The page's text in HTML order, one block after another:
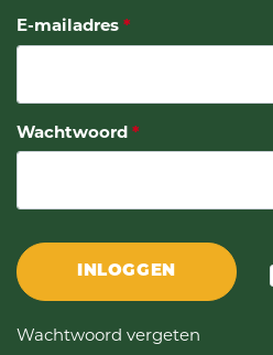
E-mailadres
Wachtwoord
INLOGGEN
Wachtwoord vergeten